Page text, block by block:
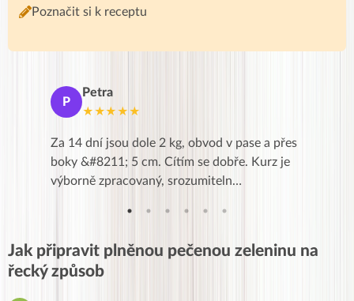
Poznačit si k receptu
P
Petra
★★★★★
Za 14 dní jsou dole 2 kg, obvod v pase a přes
boky &#8211; 5 cm. Cítím se dobře. Kurz je
výborně zpracovaný, srozumiteln…
Jak připravit plněnou pečenou zeleninu na
řecký způsob